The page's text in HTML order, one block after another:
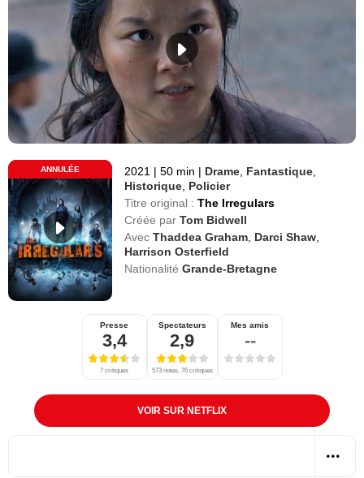
ANNULÉE 2021 | 50 min | Drame Fantastique
Historique Policier
Titre original : The Irregulars
Créée par Tom Bidwell
Avec Thaddea Graham Darci Shaw
Harrison Osterfield
Nationalité Grande-Bretagne
Presse
3,4
7 critiques
Spectateurs
2,9
573 notes, 76 critiques
Mes amis
--
VOIR SUR NETFLIX